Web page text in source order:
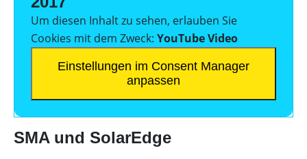
Um diesen Inhalt zu sehen, erlauben Sie
Cookies mit dem Zweck: YouTube Video
Einstellungen im Consent Manager
anpassen
SMA und SolarEdge